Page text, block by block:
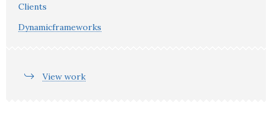
Clients
Dynamicframeworks
View work